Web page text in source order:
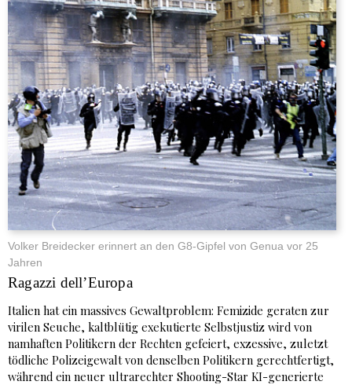
Volker Breidecker erinnert an den G8-Gipfel von Genua vor 25
Jahren
Ragazzi dell’Europa
Italien hat ein massives Gewaltproblem: Femizide geraten zur
virilen Seuche, kaltblütig exekutierte Selbstjustiz wird von
namhaften Politikern der Rechten gefeiert, exzessive, zuletzt
tödliche Polizeigewalt von denselben Politikern gerechtfertigt,
während ein neuer ultrarechter Shooting-Star KI-generierte